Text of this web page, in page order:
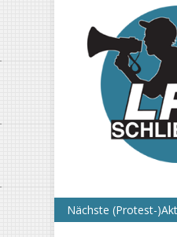
Nächste (Protest-